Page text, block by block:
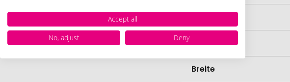
Länge
Breite
Accept all
No, adjust
Deny